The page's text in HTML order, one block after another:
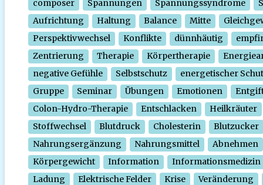
composer Spannungen Spannungssyndrome
Aufrichtung
Haltung Balance Mitte
Perspektivwechsel
Konflikte dünnhäutig
Zentrierung
Therapie Körpertherapie
negative Gefühle
Selbstschutz
energetischer
Gruppe
Seminar Übungen Emotionen
Colon-Hydro-Therapie
Entschlacken
Heilkräuter
Stoffwechsel
Blutdruck Cholesterin
Blutzucker
Nahrungsergänzung
Nahrungsmittel
Abnehmen
Körpergewicht
Information
Informationsmedizin
Ladung
Elektrische Felder Krise
Veränderung